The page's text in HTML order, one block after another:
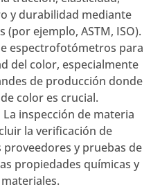
y durabilidad mediante
ejemplo, ASTM, ISO).
espectrofotómetros para
del color, especialmente
de producción donde
color es crucial.
La inspección de materia
la verificación de
y pruebas de
propiedades químicas y